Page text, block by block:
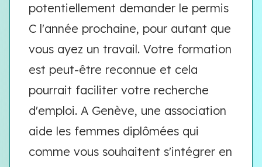
potentiellement demander le permis
C l'année prochaine, pour autant que
vous ayez un travail. Votre formation
est peut-être reconnue et cela
pourrait faciliter votre recherche
d'emploi. A Genève, une association
aide les femmes diplômées qui
comme vous souhaitent s'intégrer en